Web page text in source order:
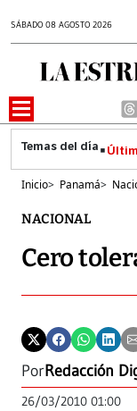
SÁBADO 08 AGOSTO 2026
Inicio> Panamá>
NACIONAL
Cero
PorRedacción
26/03/2010 01:00